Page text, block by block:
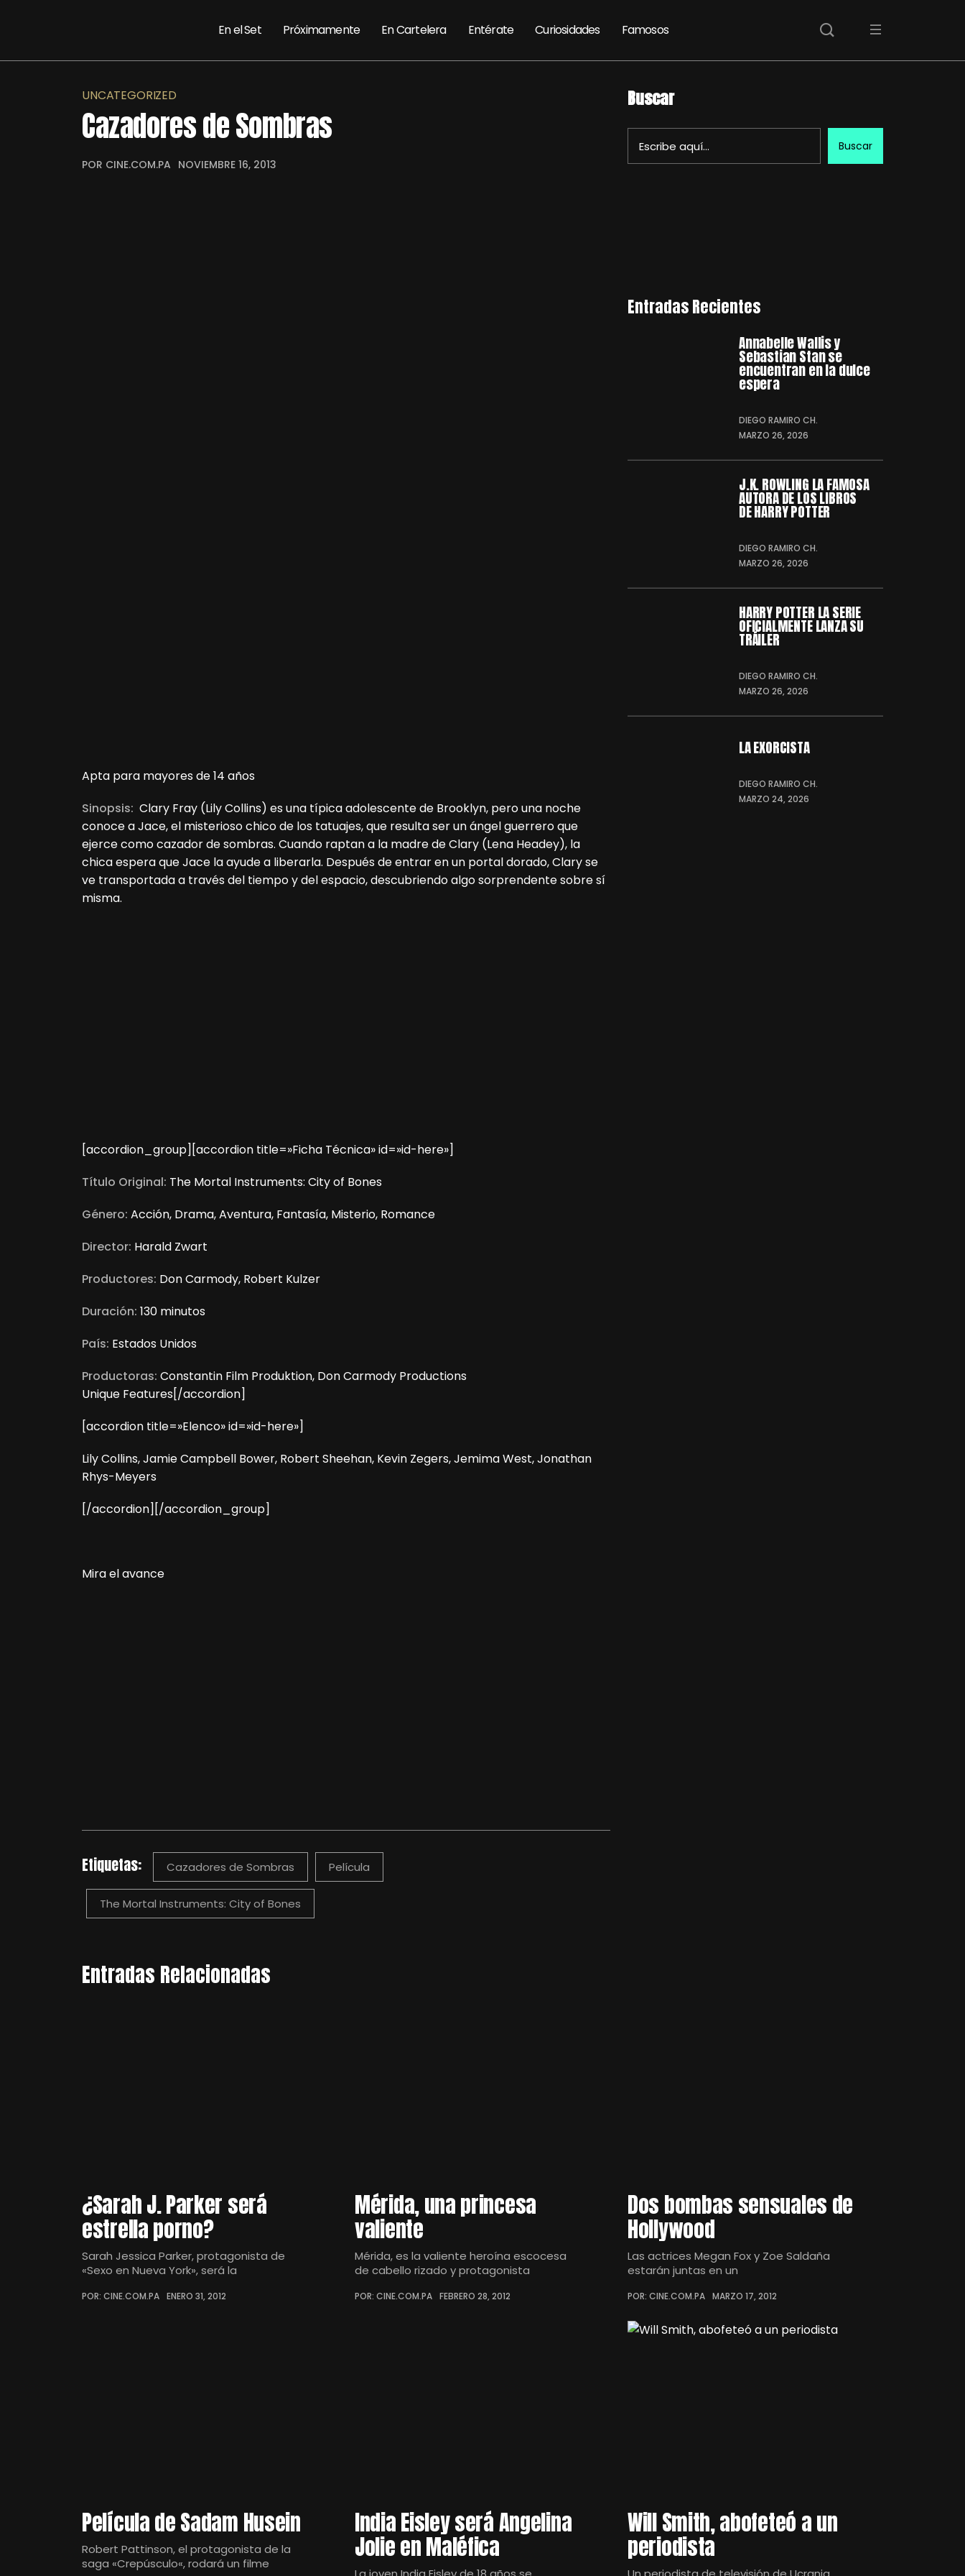
En el Set Próximamente En Cartelera Entérate Curiosidades Famosos
UNCATEGORIZED
Cazadores de Sombras
POR CINE.COM.PA NOVIEMBRE 16, 2013
Apta para mayores de 14 años
Sinopsis: Clary Fray (Lily Collins) es una típica adolescente de Brooklyn, pero una noche
conoce a Jace, el misterioso chico de los tatuajes, que resulta ser un ángel guerrero que
ejerce como cazador de sombras. Cuando raptan a la madre de Clary (Lena Headey), la
chica espera que Jace la ayude a liberarla. Después de entrar en un portal dorado, Clary se
ve transportada a través del tiempo y del espacio, descubriendo algo sorprendente sobre sí
misma.
[accordion_group][accordion title=»Ficha Técnica» id=»id-here»]
Título Original: The Mortal Instruments: City of Bones
Género: Acción, Drama, Aventura, Fantasía, Misterio, Romance
Director: Harald Zwart
Productores: Don Carmody, Robert Kulzer
Duración: 130 minutos
País: Estados Unidos
Productoras: Constantin Film Produktion, Don Carmody Productions
Unique Features[/accordion]
[accordion title=»Elenco» id=»id-here»]
Lily Collins, Jamie Campbell Bower, Robert Sheehan, Kevin Zegers, Jemima West, Jonathan
Rhys-Meyers
[/accordion][/accordion_group]
Mira el avance
Etiquetas: Cazadores de Sombras Película
The Mortal Instruments: City of Bones
Buscar
Buscar
Entradas Recientes
Annabelle Wallis y
Sebastian Stan se
encuentran en la dulce
espera
DIEGO RAMIRO CH.
MARZO 26, 2026
J.K. ROWLING LA FAMOSA
AUTORA DE LOS LIBROS
DE HARRY POTTER
DIEGO RAMIRO CH.
MARZO 26, 2026
HARRY POTTER LA SERIE
OFICIALMENTE LANZA SU
TRÁILER
DIEGO RAMIRO CH.
MARZO 26, 2026
LA EXORCISTA
DIEGO RAMIRO CH.
MARZO 24, 2026
Entradas Relacionadas
¿Sarah J. Parker será
estrella porno?
Sarah Jessica Parker, protagonista de
«Sexo en Nueva York», será la
POR: CINE.COM.PA ENERO 31, 2012
Mérida, una princesa
valiente
Mérida, es la valiente heroína escocesa
de cabello rizado y protagonista
POR: CINE.COM.PA FEBRERO 28, 2012
Dos bombas sensuales de
Hollywood
Las actrices Megan Fox y Zoe Saldaña
estarán juntas en un
POR: CINE.COM.PA MARZO 17, 2012
Película de Sadam Husein
Robert Pattinson, el protagonista de la
saga «Crepúsculo«, rodará un filme
India Eisley será Angelina
Jolie en Maléfica
Will Smith, abofeteó a un
periodista